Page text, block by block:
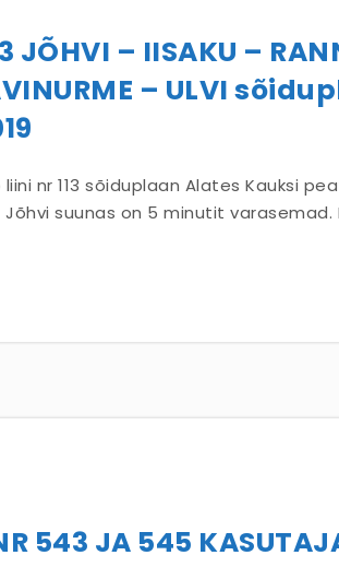
JÕHVI – IISAKU –
– ULVI
nr 113 sõiduplaan Alates Kauksi
suunas on 5 minutit varasemad.
543 JA 545